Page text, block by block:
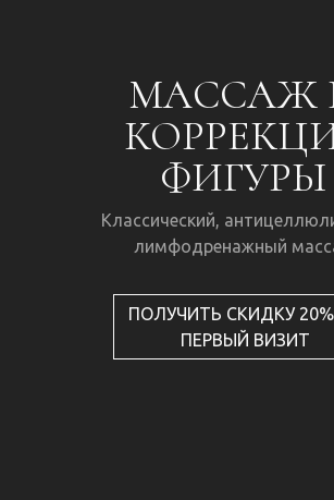
МАССАЖ
ФИГУРЫ
Классический,
лимфодренажный
ПОЛУЧИТЬ СКИДКУ
ПЕРВЫЙ ВИЗИТ